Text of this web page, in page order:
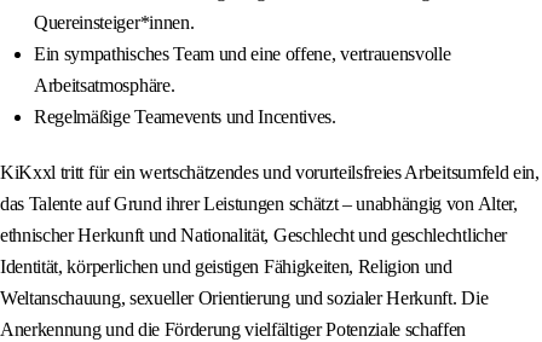
Quereinsteiger*innen.
Ein sympathisches Team und eine offene, vertrauensvolle
Arbeitsatmosphäre.
Regelmäßige Teamevents und Incentives.
KiKxxl tritt für ein wertschätzendes und vorurteilsfreies Arbeitsumfeld ein,
das Talente auf Grund ihrer Leistungen schätzt – unabhängig von Alter,
ethnischer Herkunft und Nationalität, Geschlecht und geschlechtlicher
Identität, körperlichen und geistigen Fähigkeiten, Religion und
Weltanschauung, sexueller Orientierung und sozialer Herkunft. Die
Anerkennung und die Förderung vielfältiger Potenziale schaffen